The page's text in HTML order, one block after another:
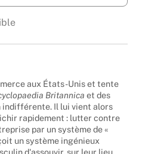
aux États-Unis et tente
Britannica et des
indifférente. Il lui vient alors
rapidement : lutter contre
par un système de «
un système ingénieux